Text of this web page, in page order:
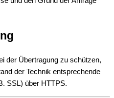
der Übertragung zu schützen,
der Technik entsprechende
SSL) über HTTPS.